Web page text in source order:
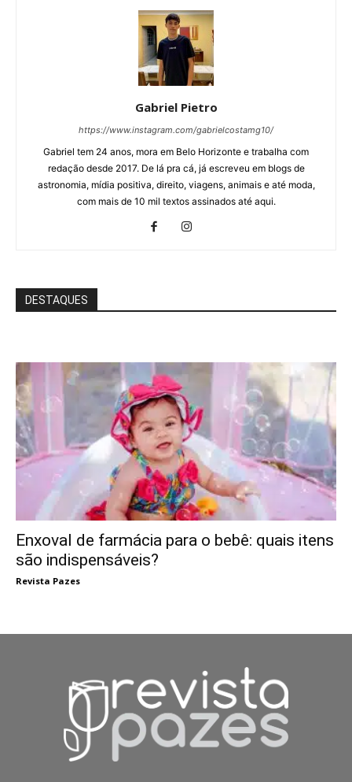
Gabriel Pietro
https://www.instagram.com/gabrielcostamg10/
Gabriel tem 24 anos, mora em Belo Horizonte e trabalha com
redação desde 2017. De lá pra cá, já escreveu em blogs de
astronomia, mídia positiva, direito, viagens, animais e até moda,
com mais de 10 mil textos assinados até aqui.
DESTAQUES
Enxoval de farmácia para o bebê: quais itens
são indispensáveis?
Revista Pazes